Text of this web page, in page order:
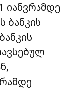
იანვრამდე
ბანკის